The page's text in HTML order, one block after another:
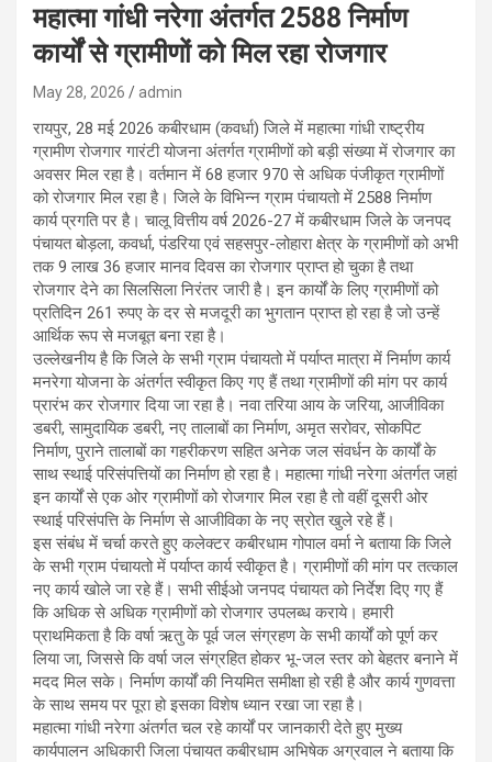
महात्मा गांधी नरेगा अंतर्गत 2588 निर्माण
कार्यों से ग्रामीणों को मिल रहा रोजगार
May 28, 2026 admin
रायपुर, 28 मई 2026 कबीरधाम (कवर्धा) जिले में महात्मा गांधी राष्ट्रीय
ग्रामीण रोजगार गारंटी योजना अंतर्गत ग्रामीणों को बड़ी संख्या में रोजगार का
अवसर मिल रहा है। वर्तमान में 68 हजार 970 से अधिक पंजीकृत ग्रामीणों
को रोजगार मिल रहा है। जिले के विभिन्न ग्राम पंचायतो में 2588 निर्माण
कार्य प्रगति पर है। चालू वित्तीय वर्ष 2026-27 में कबीरधाम जिले के जनपद
पंचायत बोड़ला, कवर्धा, पंडरिया एवं सहसपुर-लोहारा क्षेत्र के ग्रामीणों को अभी
तक 9 लाख 36 हजार मानव दिवस का रोजगार प्राप्त हो चुका है तथा
रोजगार देने का सिलसिला निरंतर जारी है। इन कार्यों के लिए ग्रामीणों को
प्रतिदिन 261 रुपए के दर से मजदूरी का भुगतान प्राप्त हो रहा है जो उन्हें
आर्थिक रूप से मजबूत बना रहा है।
उल्लेखनीय है कि जिले के सभी ग्राम पंचायतो में पर्याप्त मात्रा में निर्माण कार्य
मनरेगा योजना के अंतर्गत स्वीकृत किए गए हैं तथा ग्रामीणों की मांग पर कार्य
प्रारंभ कर रोजगार दिया जा रहा है। नवा तरिया आय के जरिया, आजीविका
डबरी, सामुदायिक डबरी, नए तालाबों का निर्माण, अमृत सरोवर, सोकपिट
निर्माण, पुराने तालाबों का गहरीकरण सहित अनेक जल संवर्धन के कार्यों के
साथ स्थाई परिसंपत्तियों का निर्माण हो रहा है। महात्मा गांधी नरेगा अंतर्गत जहां
इन कार्यों से एक ओर ग्रामीणों को रोजगार मिल रहा है तो वहीं दूसरी ओर
स्थाई परिसंपत्ति के निर्माण से आजीविका के नए स्रोत खुले रहे हैं।
इस संबंध में चर्चा करते हुए कलेक्टर कबीरधाम गोपाल वर्मा ने बताया कि जिले
के सभी ग्राम पंचायतो में पर्याप्त कार्य स्वीकृत है। ग्रामीणों की मांग पर तत्काल
नए कार्य खोले जा रहे हैं। सभी सीईओ जनपद पंचायत को निर्देश दिए गए हैं
कि अधिक से अधिक ग्रामीणों को रोजगार उपलब्ध कराये। हमारी
प्राथमिकता है कि वर्षा ऋतु के पूर्व जल संग्रहण के सभी कार्यों को पूर्ण कर
लिया जा, जिससे कि वर्षा जल संग्रहित होकर भू-जल स्तर को बेहतर बनाने में
मदद मिल सके। निर्माण कार्यों की नियमित समीक्षा हो रही है और कार्य गुणवत्ता
के साथ समय पर पूरा हो इसका विशेष ध्यान रखा जा रहा है।
महात्मा गांधी नरेगा अंतर्गत चल रहे कार्यों पर जानकारी देते हुए मुख्य
कार्यपालन अधिकारी जिला पंचायत कबीरधाम अभिषेक अग्रवाल ने बताया कि